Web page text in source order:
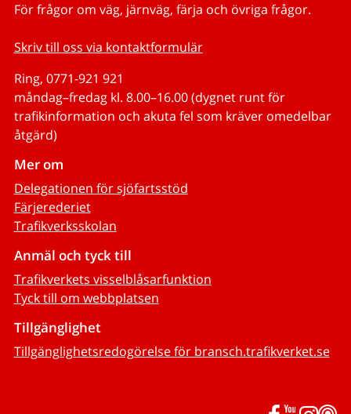
För frågor om väg, järnväg, färja och övriga frågor.
Skriv till oss via kontaktformulär
Ring, 0771-921 921
måndag–fredag kl. 8.00–16.00 (dygnet runt för
trafikinformation och akuta fel som kräver omedelbar
åtgärd)
Mer om
Delegationen för sjöfartsstöd
Färjerederiet
Trafikverksskolan
Anmäl och tyck till
Trafikverkets visselblåsarfunktion
Tyck till om webbplatsen
Tillgänglighet
Tillgänglighetsredogörelse för bransch.trafikverket.se